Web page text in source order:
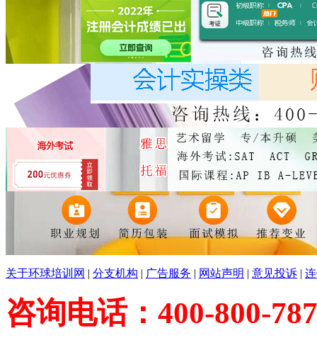
关于环球培训网 | 分支机构 | 广告服务 | 网站声明 | 意见投诉 |
咨询电话：400-800-